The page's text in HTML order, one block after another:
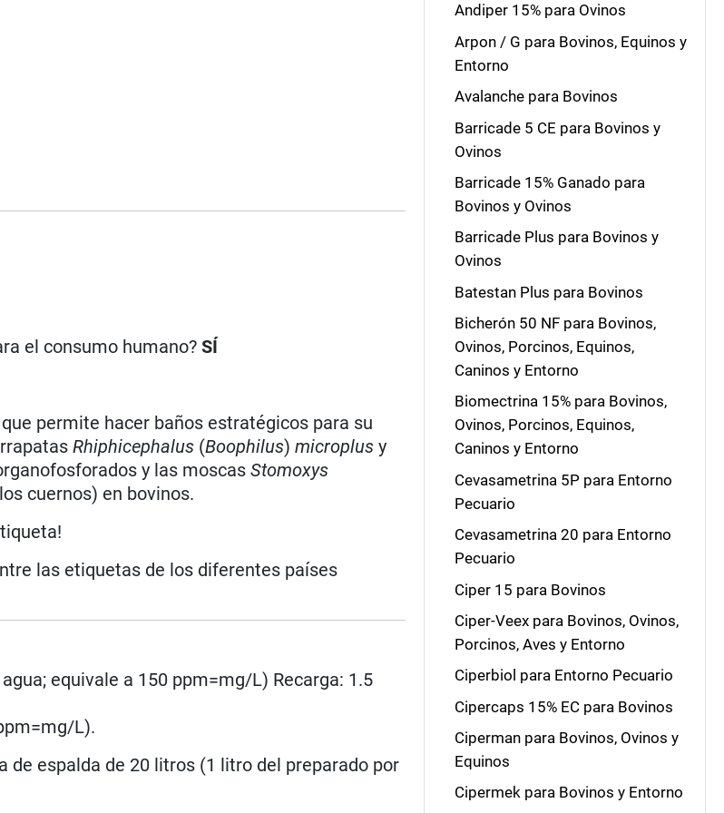
el consumo humano?SÍ
permite hacer baños estratégicos para su
Rhiphicephalus (Boophilus)microplus y
y las moscasStomoxys
cuernos) en bovinos.
las etiquetas de los diferentes países
equivale a 150 ppm=mg/L) Recarga: 1.5
L).
espalda de 20 litros (1 litro del preparado por
Andiper 15% para Ovinos
Arpon / G para Bovinos, Equinos y
Entorno
Avalanche para Bovinos
Barricade 5 CE para Bovinos y
Ovinos
Barricade 15% Ganado para
Bovinos y Ovinos
Barricade Plus para Bovinos y
Ovinos
Batestan Plus para Bovinos
Bicherón 50 NF para Bovinos,
Ovinos, Porcinos, Equinos,
Caninos y Entorno
Biomectrina 15% para Bovinos,
Ovinos, Porcinos, Equinos,
Caninos y Entorno
Cevasametrina 5P para Entorno
Pecuario
Cevasametrina 20 para Entorno
Pecuario
Ciper 15 para Bovinos
Ciper-Veex para Bovinos, Ovinos,
Porcinos, Aves y Entorno
Ciperbiol para Entorno Pecuario
Cipercaps 15% EC para Bovinos
Ciperman para Bovinos, Ovinos y
Equinos
Cipermek para Bovinos y Entorno